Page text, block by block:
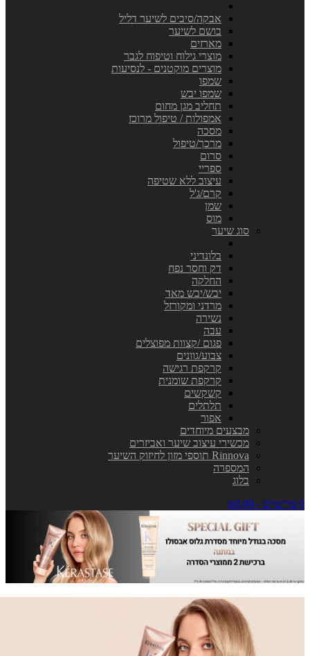
אבקה/סיבים לשיער דליל
בושם לשיער
מארזים
מוצרי גילוח וטיפוח לגבר
מוצרים מוקטנים - לנסיעות
שמפו
שמפו יבש
תחליב מגן מחום
אמפולות / טיפול מרוכז
מסכה
מרכך/טיפול
סרום
ספריי
עיצוב ללא שטיפה
קרם/ג'ל
שמן
מוס
סוג שיער
בלונדיני
דק וחסר נפח
החלקה
יבש/יבש מאד
מרדני ומקורזל
נשירה
עבה
פגום /קצוות מפוצלים
צבוע/גוונים
קרקפת רגישה
קרקפת שומנית
קשקשים
תלתלים
אפור
מבצעים מיוחדים
מכשירי עיצוב שיער ואביזרים
Rinnova תוספי מזון לחיזוק השיער
המספרה
בלוג
0 פריט\ים - ₪0.00